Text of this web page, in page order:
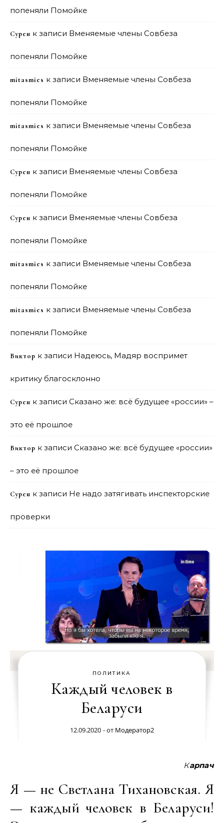
попеняли Помойке
Сурен к записи Вменяемые члены Совбеза
попеняли Помойке
mitasmies к записи Вменяемые члены Совбеза
попеняли Помойке
mitasmies к записи Вменяемые члены Совбеза
попеняли Помойке
Сурен к записи Вменяемые члены Совбеза
попеняли Помойке
Сурен к записи Вменяемые члены Совбеза
попеняли Помойке
mitasmies к записи Вменяемые члены Совбеза
попеняли Помойке
mitasmies к записи Вменяемые члены Совбеза
попеняли Помойке
Виктор к записи Надеюсь, Мадяр воспримет
критику благосклонно
Сурен к записи Сказано же: всё будущее «россии» –
это её прошлое
Виктор к записи Сказано же: всё будущее «россии»
– это её прошлое
Сурен к записи Не надо затягивать инспекторские
проверки
ПОЛИТИКА
Каждый человек в
Беларуси
12.09.2020 - от Модератор2
Карпач
Я — не Светлана Тихановская. Я
— каждый человек в Беларуси!